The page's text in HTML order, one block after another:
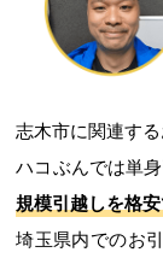
志木市に関連す
ハコぶんでは単
規模引越しを格安
埼玉県内でのお